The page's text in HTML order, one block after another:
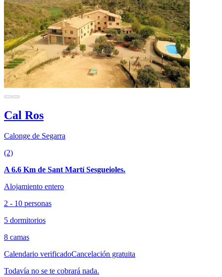
Cal Ros
Calonge de Segarra
(2)
A 6.6 Km de Sant Martí Sesgueioles.
Alojamiento entero
2 - 10 personas
5 dormitorios
8 camas
Calendario verificadoCancelación gratuita
Todavía no se te cobrará nada.